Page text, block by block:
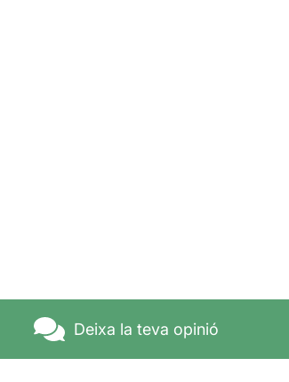
Deixa la teva opinió